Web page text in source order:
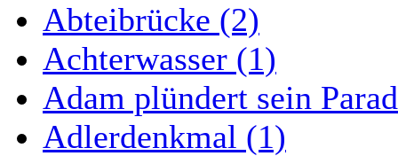
Abteibrücke (2)
Achterwasser (1)
Adam plündert sein
Adlerdenkmal (1)